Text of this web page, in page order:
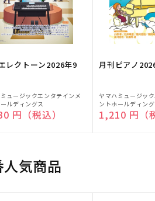
レクトーン2026年9
ュージックエンタテインメ
ルディングス
格
円（税込）
月刊ピアノ
販
売
元:
ヤマハミュージッ
ントホールディング
通常価格
1,210 円（
人気商品